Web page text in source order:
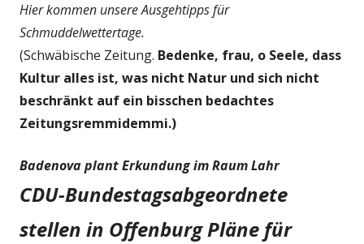
Hier kommen unsere Ausgehtipps für
Schmuddelwettertage.
(Schwäbische Zeitung. Bedenke, frau, o Seele, dass
Kultur alles ist, was nicht Natur und sich nicht
beschränkt auf ein bisschen bedachtes
Zeitungsremmidemmi.)
Badenova plant Erkundung im Raum Lahr
CDU-Bundestagsabgeordnete
stellen in Offenburg Pläne für